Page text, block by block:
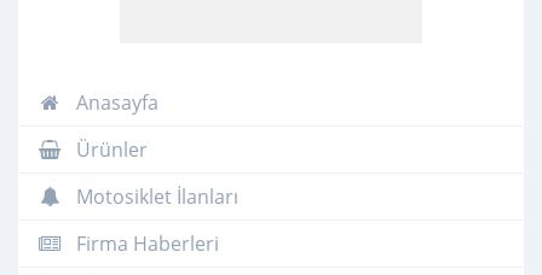
Anasayfa
Ürünler
Motosiklet İlanları
Firma Haberleri